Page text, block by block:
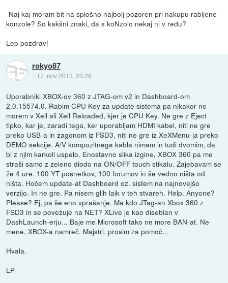
-Naj kaj moram bit na splošno najbolj pozoren pri nakupu rabljene
konzole? So kakšni znaki, da s koNzolo nekaj ni v redu?
Lep pozdrav!
rokyo87
:: 17. nov 2013, 20:28
Uporabniki XBOX-ov 360 z JTAG-om v2 in Dashboard-om
2.0.15574.0. Rabim CPU Key za update sistema pa nikakor ne
morem v Xell ali Xell Reloaded, kjer je CPU Key. Ne gre z Eject
tipko, kar je, zaradi tega, ker uporabljam HDMI kabel, niti ne gre
preko USB-a in zagonom iz FSD3, niti ne gre iz XeXMenu-ja preko
DEMO sekcije. A/V kompozitnega kabla nimam in tudi dvomim, da
bi z njim karkoli uspelo. Enostavno slika izgine, XBOX 360 pa me
straši samo z zeleno diodo na ON/OFF touch stikalu. Zajebavam se
že 4 ure. 100 YT posnetkov, 100 forumov in še vedno ništa od
ništa. Hočem update-at Dashboard oz. sistem na najnovejšo
verzijo. In ne gre. Pa nisem glih laik v teh stvareh. Help. Anyone?
Please? Ej, pa še eno vprašanje. Ma kdo JTag-an Xbox 360 z
FSD3 in se povezuje na NET? XLive je kao diseblan v
DashLaunch-erju... Baje me Microsoft tako ne more BAN-at. Ne
mene, XBOX-a namreč. Majstri, prosim za pomoč...
Hvala.
LP